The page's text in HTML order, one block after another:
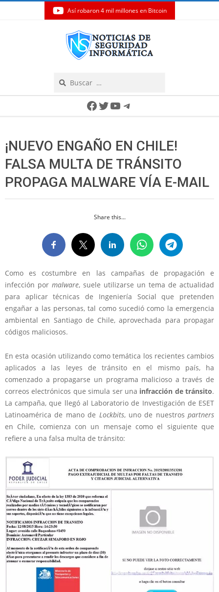
Así robaron 4 mil millones en Bitcoin
Facebook
Twitter
YouTube
Telegram
¡NUEVO ENGAÑO EN CHILE!
FALSA MULTA DE TRÁNSITO
PROPAGA MALWARE VÍA E-MAIL
Share this...
Como es costumbre en las campañas de propagación e
infección por malware, suele utilizarse un tema de actualidad
para aplicar técnicas de Ingeniería Social que pretenden
engañar a las personas, tal como sucedió como la emergencia
ambiental en Santiago de Chile, aprovechada para propagar
códigos maliciosos.
En esta ocasión utilizando como temática los recientes cambios
aplicados a las leyes de tránsito en el mismo país, ha
comenzado a propagarse un programa malicioso a través de
correos electrónicos que simula ser una infracción de tránsito.
La campaña, que llegó al Laboratorio de Investigación de ESET
Latinoamérica de mano de Lockbits, uno de nuestros partners
en Chile, comienza con un mensaje como el siguiente que
refiere a una falsa multa de tránsito: